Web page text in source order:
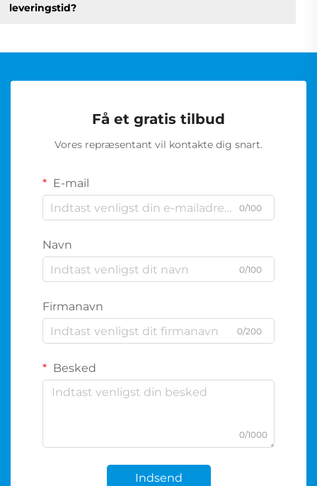
leveringstid?
Få et gratis tilbud
Vores repræsentant vil kontakte dig snart.
E-mail
0/100
Navn
0/100
Firmanavn
0/200
Besked
0/1000
Indsend